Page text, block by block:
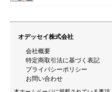
オデッセイ株式会社
会社概要
特定商取引法に基づく表記
プライバシーポリシー
お問い合わせ